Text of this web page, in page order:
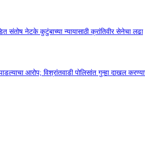
संतोष नेटके कुटुंबाच्या न्यायासाठी क्रांतिवीर सेनेचा लढा
आरोप; विश्रांतवाडी पोलिसांत गुन्हा दाखल